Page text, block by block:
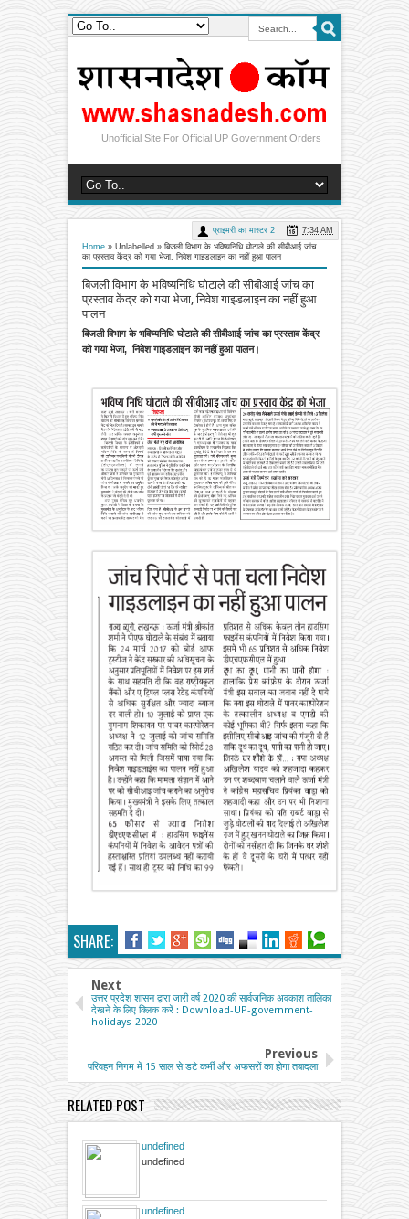
Unofficial Site For Official UP Government Orders
Home » Unlabelled » बिजली विभाग के भविष्यनिधि घोटाले की सीबीआई जांच
का प्रस्ताव केंद्र को गया भेजा, निवेश गाइडलाइन का नहीं हुआ पालन
बिजली विभाग के भविष्यनिधि घोटाले की सीबीआई जांच का
प्रस्ताव केंद्र को गया भेजा, निवेश गाइडलाइन का नहीं हुआ
पालन
प्राइमरी का मास्टर 2 7:34 AM
बिजली विभाग के भविष्यनिधि घोटाले की सीबीआई जांच का प्रस्ताव केंद्र
को गया भेजा, निवेश गाइडलाइन का नहीं हुआ पालन।
SHARE:
Next
उत्तर प्रदेश शासन द्वारा जारी वर्ष 2020 की सार्वजनिक अवकाश तालिका
देखने के लिए क्लिक करें : Download-UP-government-
holidays-2020
Previous
परिवहन निगम में 15 साल से डटे कर्मी और अफसरों का होगा तबादला
RELATED POST
undefined
undefined
undefined